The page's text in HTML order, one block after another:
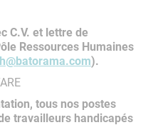
C.V. et lettre de
Ressources Humaines
).
tous nos postes
travailleurs handicapés